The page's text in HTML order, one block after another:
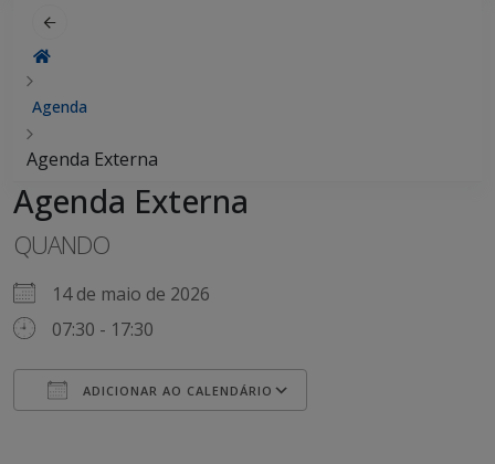
Agenda
Agenda Externa
Agenda Externa
QUANDO
14 de maio de 2026
07:30 - 17:30
ADICIONAR AO CALENDÁRIO